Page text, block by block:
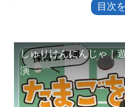
保育エイド
保育求人ガイド
ジョブメドレー保育
せんとなびエージェン
しゅりけんにんじゃ｜
演